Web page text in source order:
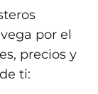
por el
precios y
ti: